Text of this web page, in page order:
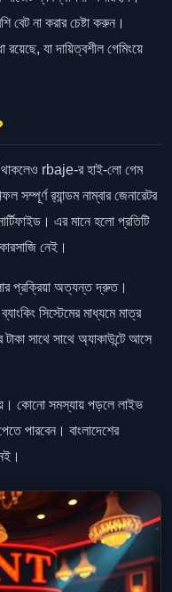
বেট না করার চেষ্টা করুন।
যা দায়িত্বশীল গেমিংয়ে
থাকলেও rbaje-র হাই-লো গেম
র‍্যান্ডম নাম্বার জেনারেটর
এর মানে হলো প্রতিটি
নেই।
প্রক্রিয়া অত্যন্ত দ্রুত।
সিস্টেমের মাধ্যমে মাত্র
সাথে সাথে অ্যাকাউন্টে আসে
কোনো সমস্যায় পড়লে লাইভ
পারবেন। বাংলাদেশের